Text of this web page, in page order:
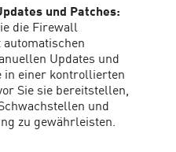
und Patches:
die Firewall
Updates und
in einer kontrollierten
Sie sie bereitstellen,
und
zu gewährleisten.